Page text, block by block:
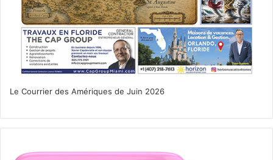
Le Courrier des Amériques de Juin 2026